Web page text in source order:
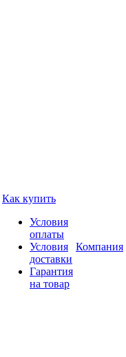
Как купить
Условия
оплаты
Условия
доставки
Гарантия
на товар
Компания